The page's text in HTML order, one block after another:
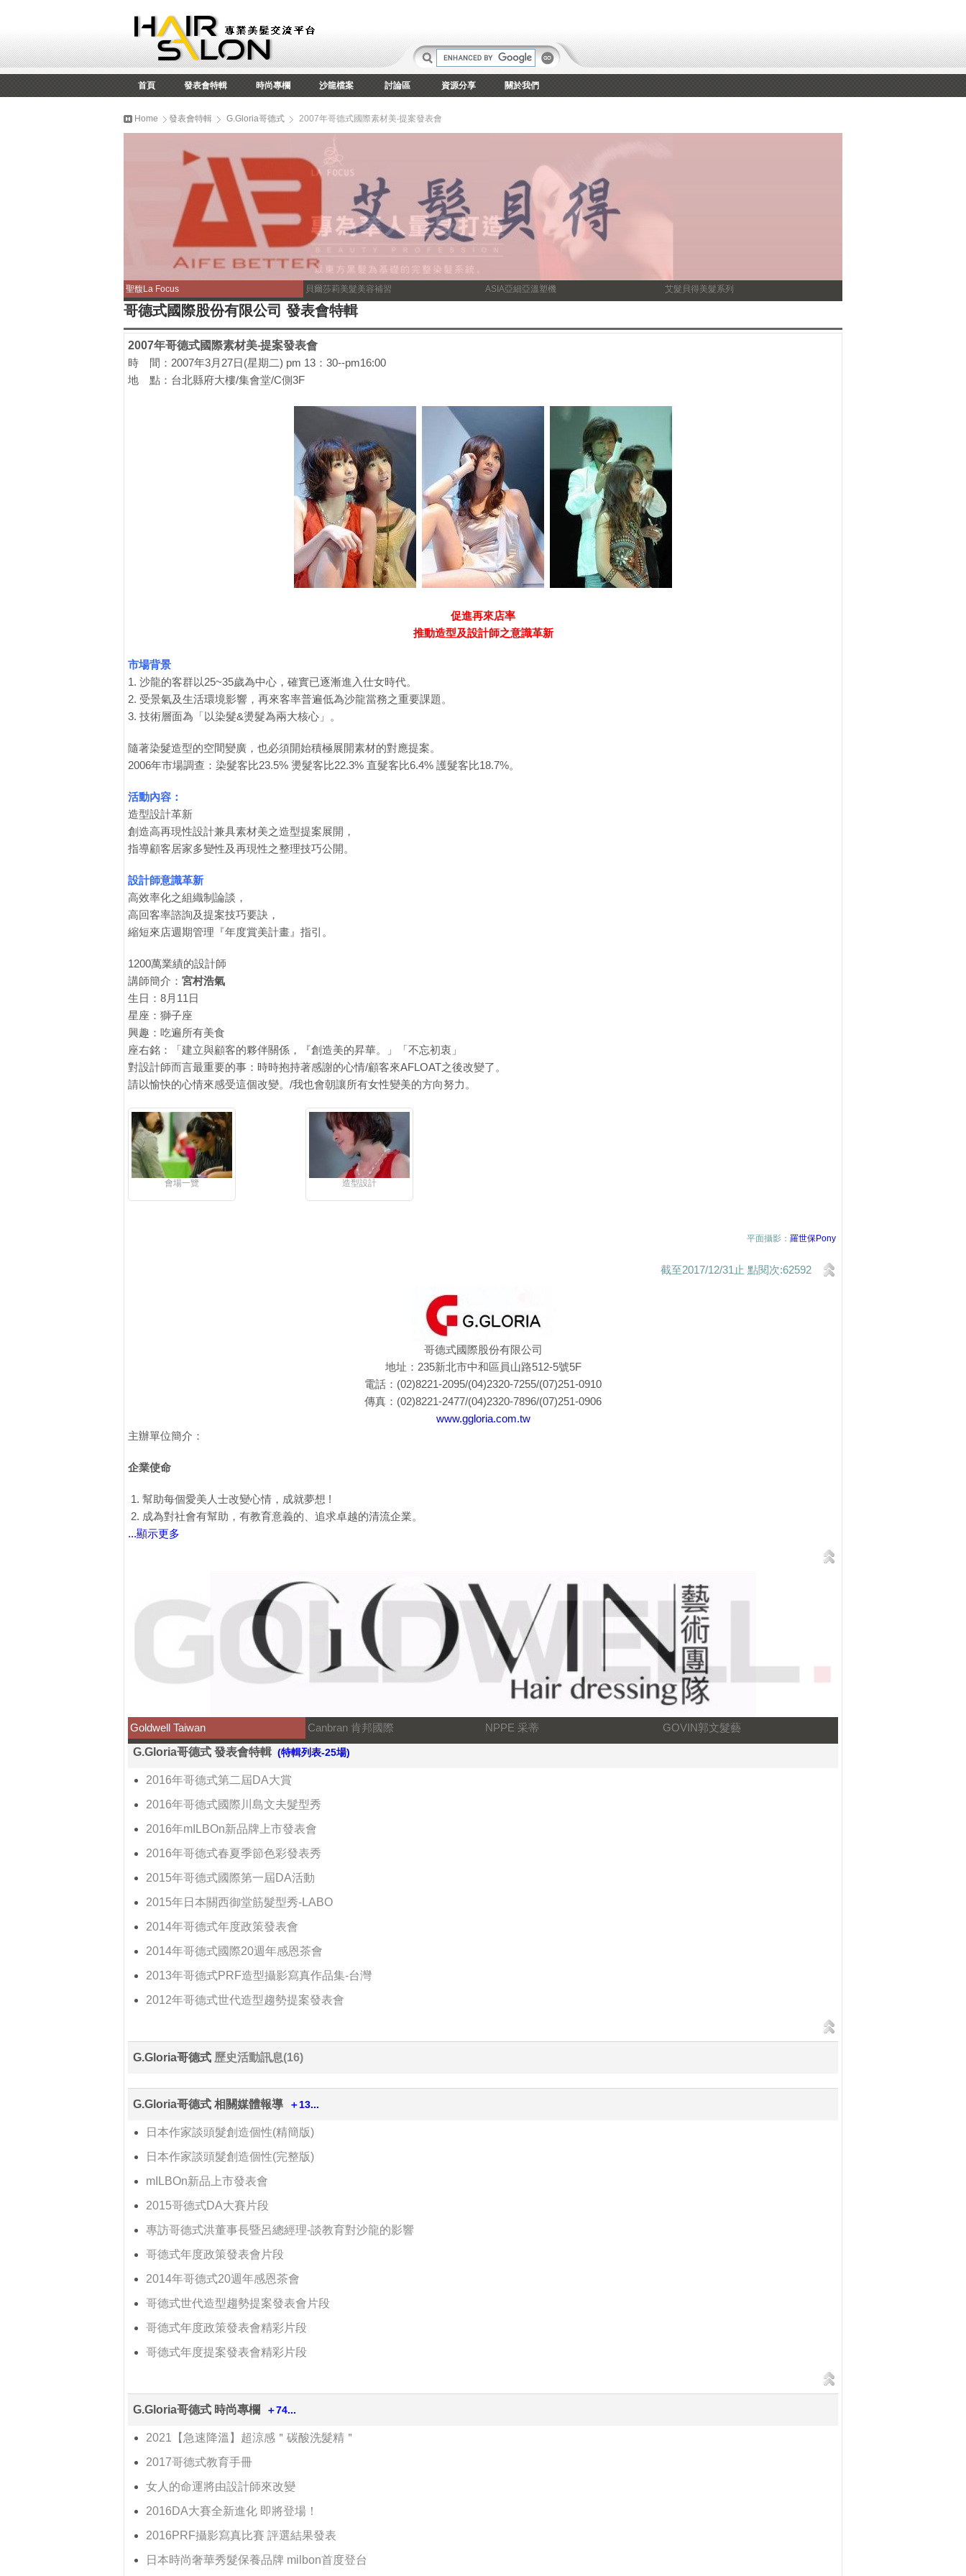
首頁 發表會特輯 時尚專欄 沙龍檔案 討論區 資源分享 關於我們
Home 發表會特輯 G.Gloria哥德式 2007年哥德式國際素材美‧提案發表會
聖馥La Focus 貝爾莎莉美髮美容補習 ASIA亞細亞溫塑機 艾髮貝得美髮系列
哥德式國際股份有限公司 發表會特輯
2007年哥德式國際素材美‧提案發表會
時 間：2007年3月27日(星期二) pm 13：30--pm16:00
地 點：台北縣府大樓/集會堂/C側3F
促進再來店率
推動造型及設計師之意識革新
市場背景
1. 沙龍的客群以25~35歲為中心，確實已逐漸進入仕女時代。
2. 受景氣及生活環境影響，再來客率普遍低為沙龍當務之重要課題。
3. 技術層面為「以染髮&燙髮為兩大核心」。
隨著染髮造型的空間變廣，也必須開始積極展開素材的對應提案。
2006年市場調查：染髮客比23.5% 燙髮客比22.3% 直髮客比6.4% 護髮客比18.7%。
活動內容：
造型設計革新
創造高再現性設計兼具素材美之造型提案展開，
指導顧客居家多變性及再現性之整理技巧公開。
設計師意識革新
高效率化之組織制論談，
高回客率諮詢及提案技巧要訣，
縮短來店週期管理『年度賞美計畫』指引。
1200萬業績的設計師
講師簡介： 宮村浩氣
生日：8月11日
星座：獅子座
興趣：吃遍所有美食
座右銘：「建立與顧客的夥伴關係，『創造美的昇華。」「不忘初衷」
對設計師而言最重要的事：時時抱持著感謝的心情/顧客來AFLOAT之後改變了。
請以愉快的心情來感受這個改變。/我也會朝讓所有女性變美的方向努力。
會場一覽 造型設計
平面攝影： 羅世保Pony
截至2017/12/31止 點閱次:62592
哥德式國際股份有限公司
地址：235新北市中和區員山路512-5號5F
電話：(02)8221-2095/(04)2320-7255/(07)251-0910
傳真：(02)8221-2477/(04)2320-7896/(07)251-0906
www.ggloria.com.tw
主辦單位簡介：
企業使命
幫助每個愛美人士改變心情，成就夢想 !
成為對社會有幫助，有教育意義的、追求卓越的清流企業。
...顯示更多
Goldwell Taiwan Canbran 肯邦國際 NPPE 采蒂
GOVIN郭文髮藝
G.Gloria哥德式 發表會特輯 (特輯列表-25場)
2016年哥德式第二屆DA大賞
2016年哥德式國際川島文夫髮型秀
2016年mILBOn新品牌上市發表會
2016年哥德式春夏季節色彩發表秀
2015年哥德式國際第一屆DA活動
2015年日本關西御堂筋髮型秀-LABO
2014年哥德式年度政策發表會
2014年哥德式國際20週年感恩茶會
2013年哥德式PRF造型攝影寫真作品集-台灣
2012年哥德式世代造型趨勢提案發表會
G.Gloria哥德式 歷史活動訊息(16)
G.Gloria哥德式 相關媒體報導 ＋13...
日本作家談頭髮創造個性(精簡版)
日本作家談頭髮創造個性(完整版)
mILBOn新品上市發表會
2015哥德式DA大賽片段
專訪哥德式洪董事長暨呂總經理-談教育對沙龍的影響
哥德式年度政策發表會片段
2014年哥德式20週年感恩茶會
哥德式世代造型趨勢提案發表會片段
哥德式年度政策發表會精彩片段
哥德式年度提案發表會精彩片段
G.Gloria哥德式 時尚專欄 ＋74...
2021【急速降溫】超涼感＂碳酸洗髮精＂
2017哥德式教育手冊
女人的命運將由設計師來改變
2016DA大賽全新進化 即將登場！
2016PRF攝影寫真比賽 評選結果發表
日本時尚奢華秀髮保養品牌 milbon首度登台